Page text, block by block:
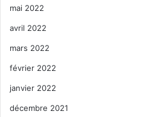
mai 2022
avril 2022
mars 2022
février 2022
janvier 2022
décembre 2021